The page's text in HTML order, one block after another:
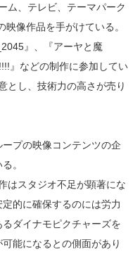
ム、テレビ、テーマパーク
像作品を手がけている。
』、『アーヤと魔
』などの制作に参加してい
とし、技術力の高さが売り
プの映像コンテンツの企
。
はスタジオ不足が顕著にな
的に確保するのには労力
ダイナモピクチャーズを
能になるとの側面があり